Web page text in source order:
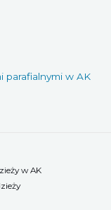
parafialnymi w AK
w AK